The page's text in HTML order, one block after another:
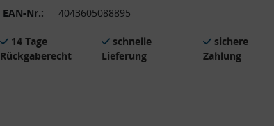
EAN-Nr.:
4043605088895
14 Tage
Rückgaberecht
schnelle
Lieferung
sichere
Zahlung